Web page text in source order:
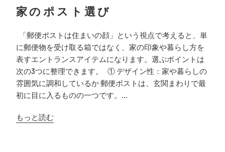
家のポスト選び
「郵便ポストは住まいの顔」という視点で考えると、単
に郵便物を受け取る箱ではなく、家の印象や暮らし方を
表すエントランスアイテムになります。選ぶポイントは
次の3つに整理できます。 ① デザイン性：家や暮らしの
雰囲気に調和しているか 郵便ポストは、玄関まわりで最
初に目に入るものの一つです。...
もっと読む